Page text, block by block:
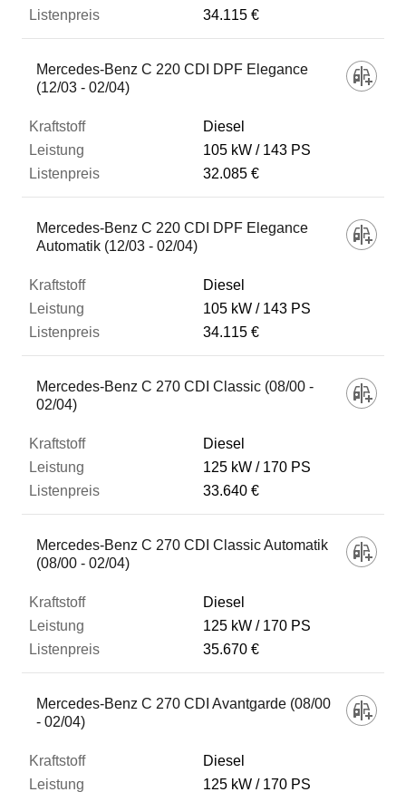
34.115 €
Mercedes-Benz C 220 CDI DPF Elegance
(12/03 - 02/04)
Diesel
105 kW
143 PS
32.085 €
Mercedes-Benz C 220 CDI DPF Elegance
Automatik (12/03 - 02/04)
Diesel
105 kW
143 PS
34.115 €
Mercedes-Benz C 270 CDI Classic (08/00 -
02/04)
Diesel
125 kW
170 PS
33.640 €
Mercedes-Benz C 270 CDI Classic Automatik
(08/00 - 02/04)
Diesel
125 kW
170 PS
35.670 €
Mercedes-Benz C 270 CDI Avantgarde (08/00
- 02/04)
Diesel
125 kW
170 PS